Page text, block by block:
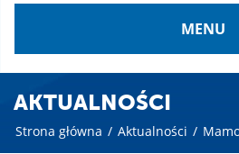
MENU
AKTUALNOŚCI
Strona główna / Aktualności /